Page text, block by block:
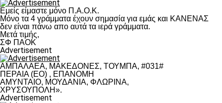
Εμείς είμαστε μόνο Π.Α.Ο.Κ.
Μόνο τα 4 γράμματα έχουν σημασία για εμάς και ΚΑΝΕΝΑΣ
δεν είναι πάνω απο αυτά τα ιερά γράμματα.
Μετά τιμής,
ΣΦ ΠΑΟΚ
Advertisement
ΑΜΠΑΛΑΕΑ, ΜΑΚΕΔΟΝΕΣ, ΤΟΥΜΠΑ, #031#
ΠΕΡΑΙΑ (ΕΟ) , ΕΠΑΝΟΜΗ
ΑΜΥΝΤΑΙΟ, ΜΟΥΔΑΝΙΑ, ΦΛΩΡΙΝΑ,
ΧΡΥΣΟΥΠΟΛΗ».
Advertisement